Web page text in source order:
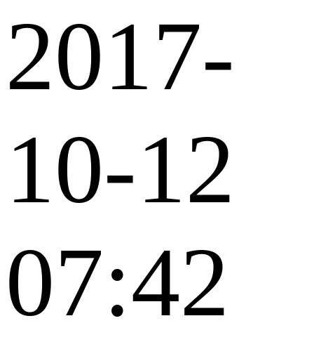
2017-
10-12
07:42